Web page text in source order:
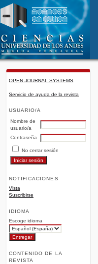
OPEN JOURNAL SYSTEMS
Servicio de ayuda de la revista
USUARIO/A
Nombre de
usuario/a
Contraseña
No cerrar sesión
NOTIFICACIONES
Vista
Suscribirse
IDIOMA
Escoge idioma
CONTENIDO DE LA
REVISTA